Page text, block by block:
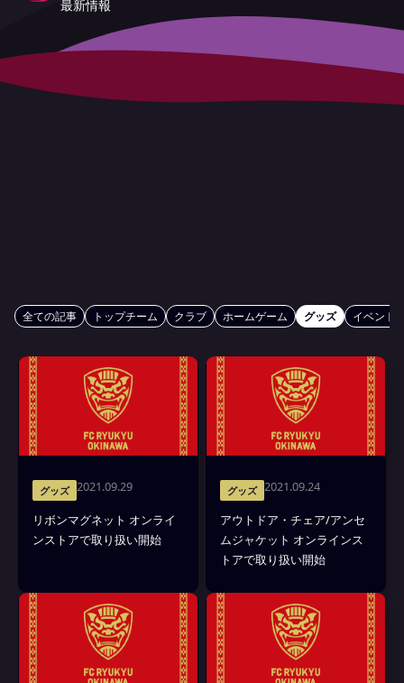
最新情報
全ての記事 トップチーム クラブ ホームゲーム グッズ イベント
グッズ 2021.09.29
リボンマグネット オンライ
ンストアで取り扱い開始
グッズ 2021.09.24
アウトドア・チェア/アンセ
ムジャケット オンラインス
トアで取り扱い開始